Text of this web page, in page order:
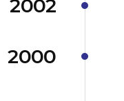
Gear Grinding
2002
2000